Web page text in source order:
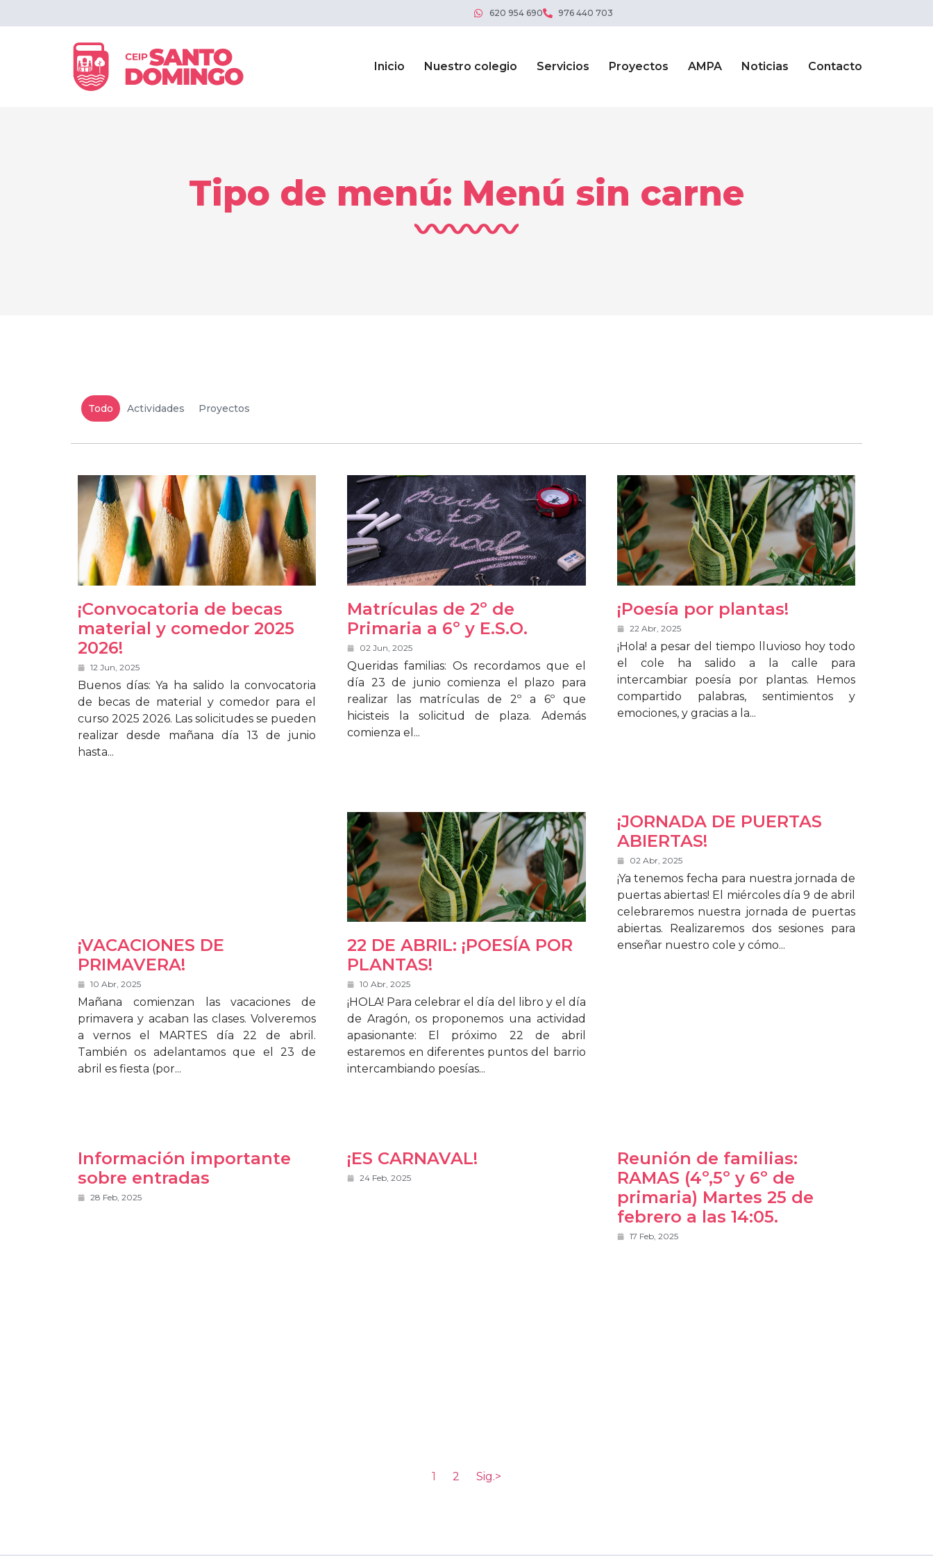
620 954 690 976 440 703
Inicio Nuestro colegio Servicios Proyectos AMPA Noticias Contacto
Tipo de menú: Menú sin carne
Actividades Proyectos
Todo
¡Convocatoria de becas
material y comedor 2025
2026!
12 Jun, 2025
Buenos días: Ya ha salido la convocatoria
de becas de material y comedor para el
curso 2025 2026. Las solicitudes se pueden
realizar desde mañana día 13 de junio
hasta...
Matrículas de 2º de
Primaria a 6º y E.S.O.
02 Jun, 2025
Queridas familias: Os recordamos que el
día 23 de junio comienza el plazo para
realizar las matrículas de 2º a 6º que
hicisteis la solicitud de plaza. Además
comienza el...
¡Poesía por plantas!
22 Abr, 2025
¡Hola! a pesar del tiempo lluvioso hoy todo
el cole ha salido a la calle para
intercambiar poesía por plantas. Hemos
compartido palabras, sentimientos y
emociones, y gracias a la...
¡VACACIONES DE
PRIMAVERA!
10 Abr, 2025
Mañana comienzan las vacaciones de
primavera y acaban las clases. Volveremos
a vernos el MARTES día 22 de abril.
También os adelantamos que el 23 de
abril es fiesta (por...
22 DE ABRIL: ¡POESÍA POR
PLANTAS!
10 Abr, 2025
¡HOLA! Para celebrar el día del libro y el día
de Aragón, os proponemos una actividad
apasionante: El próximo 22 de abril
estaremos en diferentes puntos del barrio
intercambiando poesías...
¡JORNADA DE PUERTAS
ABIERTAS!
02 Abr, 2025
¡Ya tenemos fecha para nuestra jornada de
puertas abiertas! El miércoles día 9 de abril
celebraremos nuestra jornada de puertas
abiertas. Realizaremos dos sesiones para
enseñar nuestro cole y cómo...
Información importante
sobre entradas
28 Feb, 2025
¡ES CARNAVAL!
24 Feb, 2025
Reunión de familias:
RAMAS (4º,5º y 6º de
primaria) Martes 25 de
febrero a las 14:05.
17 Feb, 2025
1 2 Sig.>